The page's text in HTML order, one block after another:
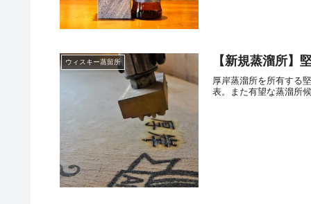
ウィスキー蒸留所 【新規蒸溜所】
厚岸蒸溜所を所有する
表。また有望な蒸溜所